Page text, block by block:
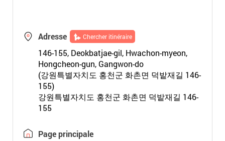
Adresse Chercher itinéraire
146-155, Deokbatjae-gil, Hwachon-myeon,
Hongcheon-gun, Gangwon-do
(강원특별자치도 홍천군 화촌면 덕밭재길 146-
155)
강원특별자치도 홍천군 화촌면 덕밭재길 146-
155
Page principale